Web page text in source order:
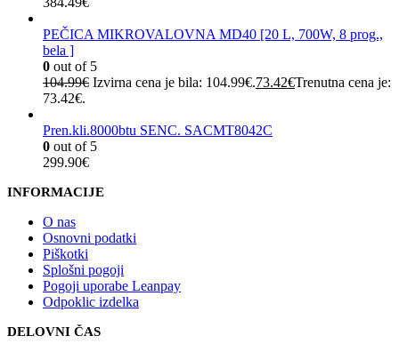
PEČICA MIKROVALOVNA MD40 [20 L, 700W, 8 prog.,
bela ]
0 out of 5
104.99€ Izvirna cena je bila: 104.99€.73.42€Trenutna cena je:
73.42€.
Pren.kli.8000btu SENC. SACMT8042C
0 out of 5
299.90€
INFORMACIJE
O nas
Osnovni podatki
Piškotki
Splošni pogoji
Pogoji uporabe Leanpay
Odpoklic izdelka
DELOVNI ČAS